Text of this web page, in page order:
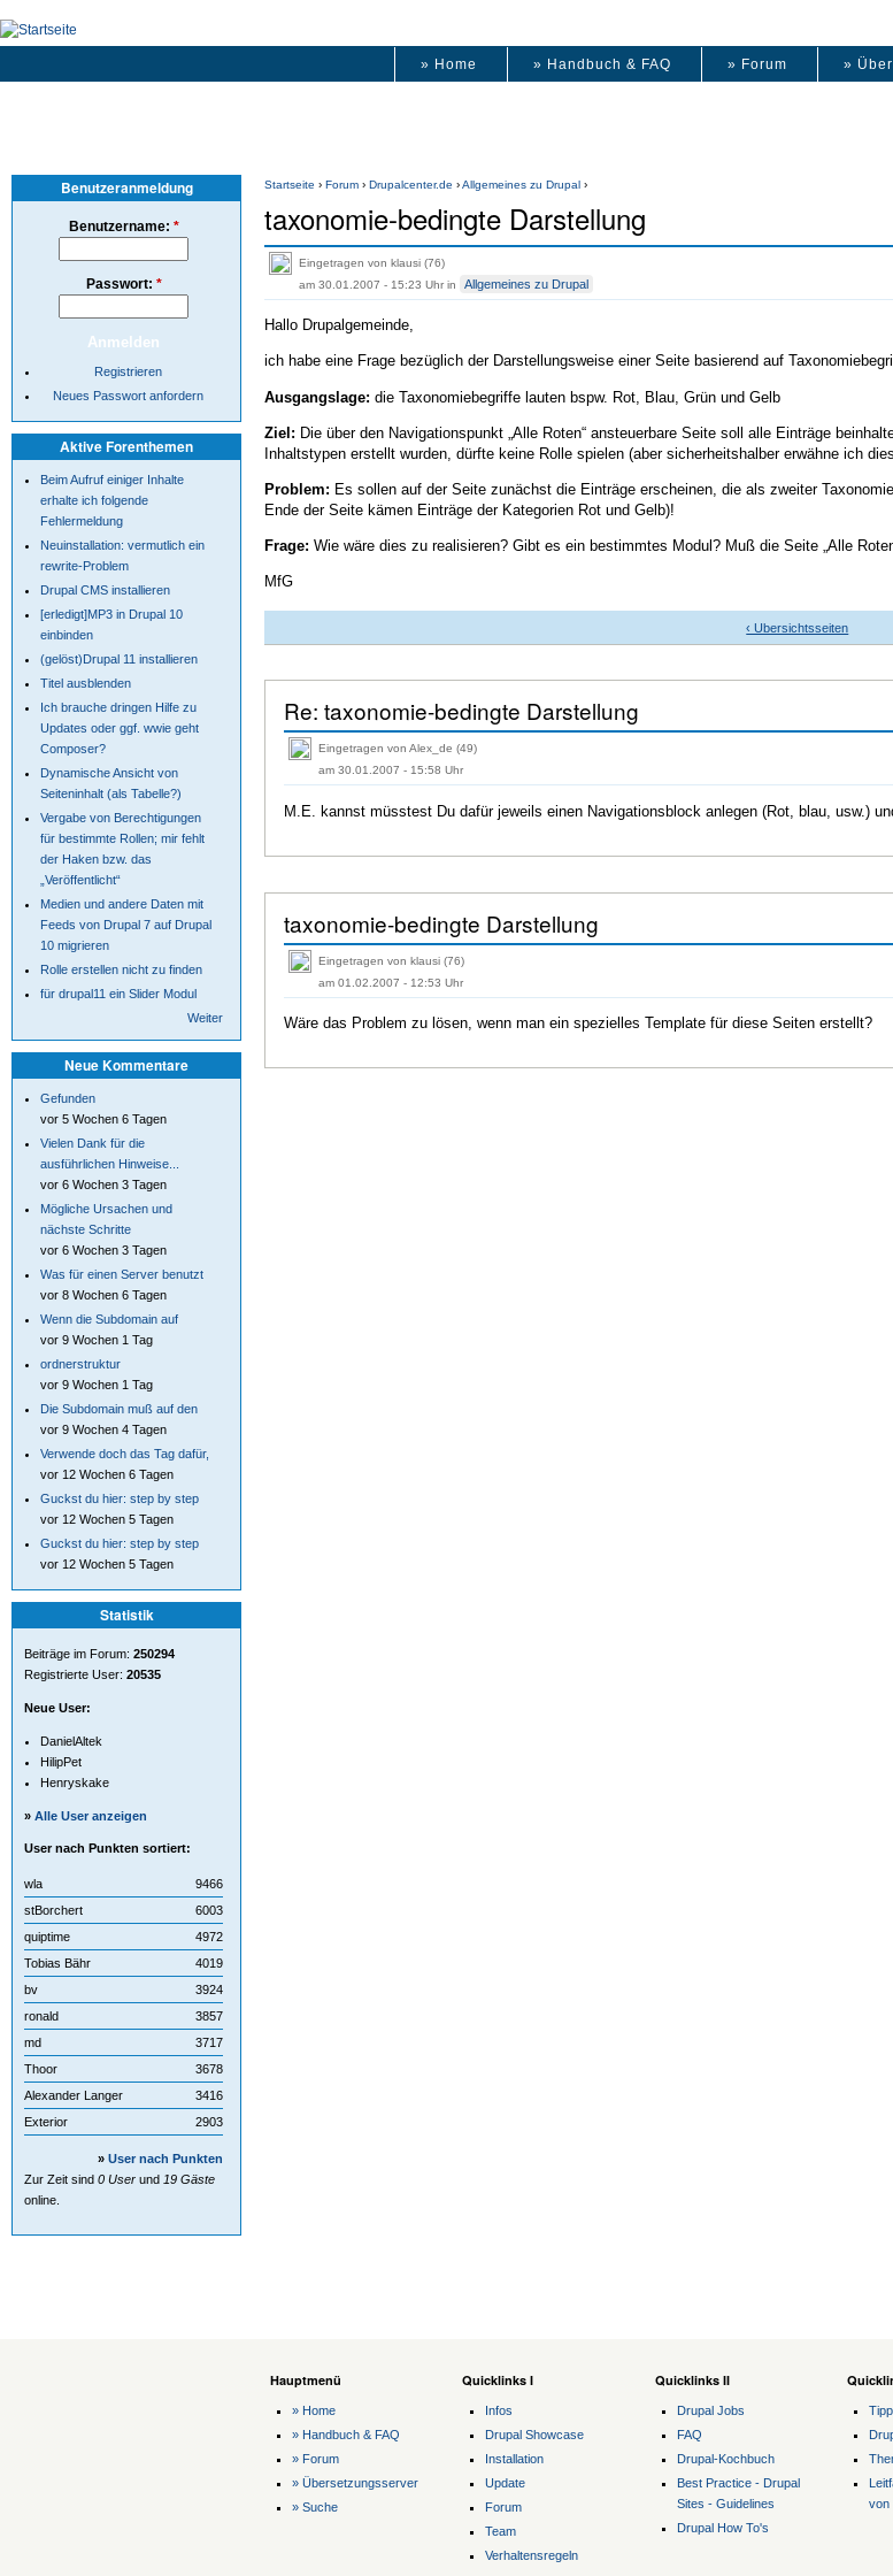
» Home » Handbuch & FAQ » Forum »
Startseite › Forum › Drupalcenter.de ›Allgemeines zu Drupal ›
taxonomie-bedingte Darstellung
Eingetragen von klausi (76)
am 30.01.2007 - 15:23 Uhr in Allgemeines zu Drupal
Hallo Drupalgemeinde,
ich habe eine Frage bezüglich der Darstellungsweise einer Seite basierend auf
Ausgangslage: die Taxonomiebegriffe lauten bspw. Rot, Blau, Grün und Gelb
Ziel: Die über den Navigationspunkt „Alle Roten“ ansteuerbare Seite soll alle Einträge
Inhaltstypen erstellt wurden, dürfte keine Rolle spielen (aber sicherheitshalber erwähne ich
Problem: Es sollen auf der Seite zunächst die Einträge erscheinen, die als zweiter
Ende der Seite kämen Einträge der Kategorien Rot und Gelb)!
Frage: Wie wäre dies zu realisieren? Gibt es ein bestimmtes Modul? Muß die Seite „Alle
MfG
‹ Ubersichtsseiten
Re: taxonomie-bedingte Darstellung
Eingetragen von Alex_de (49)
am 30.01.2007 - 15:58 Uhr
M.E. kannst müsstest Du dafür jeweils einen Navigationsblock anlegen (Rot, blau, usw.)
taxonomie-bedingte Darstellung
Eingetragen von klausi (76)
am 01.02.2007 - 12:53 Uhr
Wäre das Problem zu lösen, wenn man ein spezielles Template für diese Seiten erstellt?
Benutzeranmeldung
Benutzername: *
Passwort: *
Registrieren
Neues Passwort anfordern
Aktive Forenthemen
Beim Aufruf einiger Inhalte
erhalte ich folgende
Fehlermeldung
Neuinstallation: vermutlich ein
rewrite-Problem
Drupal CMS installieren
[erledigt]MP3 in Drupal 10
einbinden
(gelöst)Drupal 11 installieren
Titel ausblenden
Ich brauche dringen Hilfe zu
Updates oder ggf. wwie geht
Composer?
Dynamische Ansicht von
Seiteninhalt (als Tabelle?)
Vergabe von Berechtigungen
für bestimmte Rollen; mir fehlt
der Haken bzw. das
„Veröffentlicht“
Medien und andere Daten mit
Feeds von Drupal 7 auf Drupal
10 migrieren
Rolle erstellen nicht zu finden
für drupal11 ein Slider Modul
Weiter
Neue Kommentare
Gefunden
vor 5 Wochen 6 Tagen
Vielen Dank für die
ausführlichen Hinweise...
vor 6 Wochen 3 Tagen
Mögliche Ursachen und
nächste Schritte
vor 6 Wochen 3 Tagen
Was für einen Server benutzt
vor 8 Wochen 6 Tagen
Wenn die Subdomain auf
vor 9 Wochen 1 Tag
ordnerstruktur
vor 9 Wochen 1 Tag
Die Subdomain muß auf den
vor 9 Wochen 4 Tagen
Verwende doch das Tag dafür,
vor 12 Wochen 6 Tagen
Guckst du hier: step by step
vor 12 Wochen 5 Tagen
Guckst du hier: step by step
vor 12 Wochen 5 Tagen
Statistik
Beiträge im Forum: 250294
Registrierte User: 20535
Neue User:
DanielAltek
HilipPet
Henryskake
» Alle User anzeigen
User nach Punkten sortiert:
wla
9466
stBorchert
6003
quiptime
4972
Tobias Bähr
4019
bv
3924
ronald
3857
md
3717
Thoor
3678
Alexander Langer
3416
Exterior
2903
» User nach Punkten
Zur Zeit sind 0 User und 19 Gäste
online.
Hauptmenü
» Home
» Handbuch & FAQ
» Forum
» Übersetzungsserver
» Suche
Quicklinks I
Infos
Drupal Showcase
Installation
Update
Forum
Team
Verhaltensregeln
Quicklinks II
Drupal Jobs
FAQ
Drupal-Kochbuch
Best Practice - Drupal
Sites - Guidelines
Drupal How To's
von